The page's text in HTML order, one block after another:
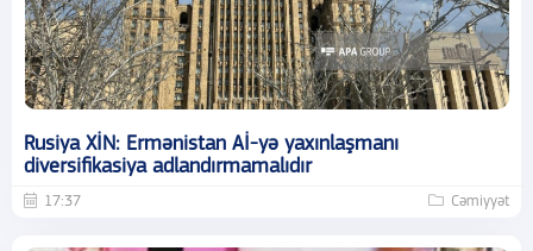
Rusiya XİN: Ermənistan Aİ-yə yaxınlaşmanı
diversifikasiya adlandırmamalıdır
17:37 Cəmiyyət